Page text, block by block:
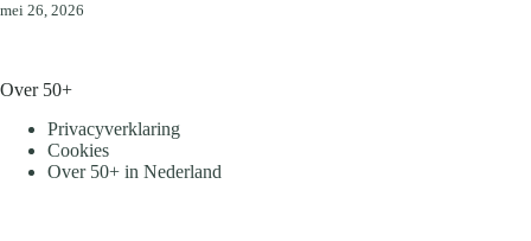
mei 26, 2026
Over 50+
Privacyverklaring
Cookies
Over 50+ in Nederland